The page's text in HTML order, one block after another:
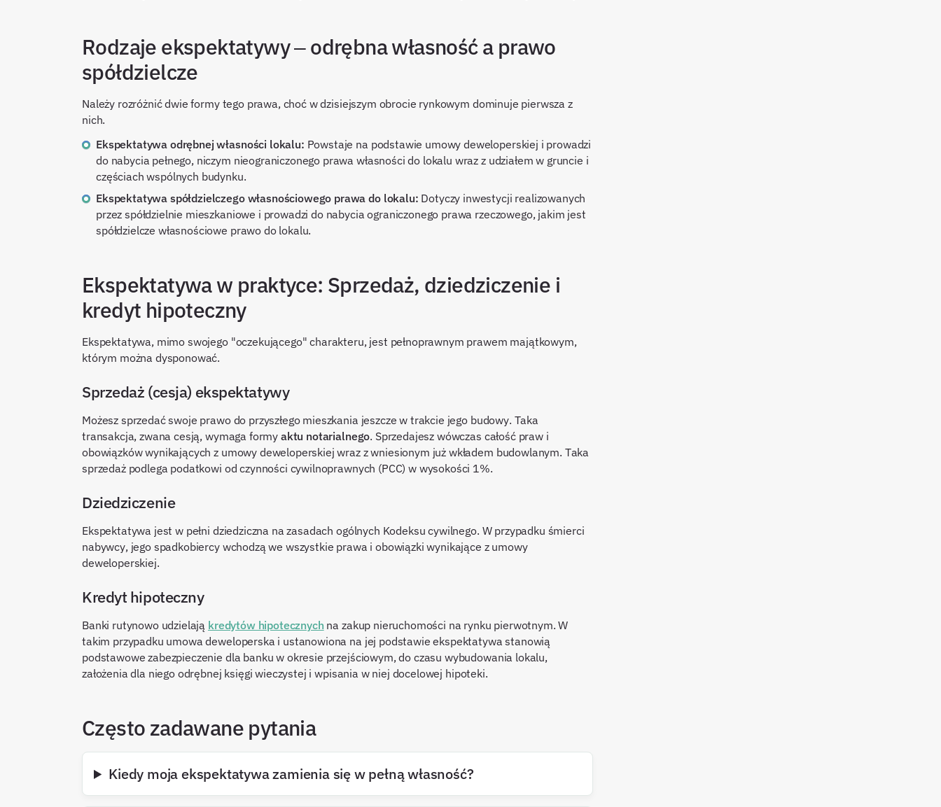
Rodzaje ekspektatywy – odrębna własność a prawo
spółdzielcze
Należy rozróżnić dwie formy tego prawa, choć w dzisiejszym obrocie rynkowym dominuje pierwsza z
nich.
Ekspektatywa odrębnej własności lokalu: Powstaje na podstawie umowy deweloperskiej i prowadzi
do nabycia pełnego, niczym nieograniczonego prawa własności do lokalu wraz z udziałem w gruncie i
częściach wspólnych budynku.
Ekspektatywa spółdzielczego własnościowego prawa do lokalu: Dotyczy inwestycji realizowanych
przez spółdzielnie mieszkaniowe i prowadzi do nabycia ograniczonego prawa rzeczowego, jakim jest
spółdzielcze własnościowe prawo do lokalu.
Ekspektatywa w praktyce: Sprzedaż, dziedziczenie i
kredyt hipoteczny
Ekspektatywa, mimo swojego "oczekującego" charakteru, jest pełnoprawnym prawem majątkowym,
którym można dysponować.
Sprzedaż (cesja) ekspektatywy
Możesz sprzedać swoje prawo do przyszłego mieszkania jeszcze w trakcie jego budowy. Taka
transakcja, zwana cesją, wymaga formy aktu notarialnego. Sprzedajesz wówczas całość praw i
obowiązków wynikających z umowy deweloperskiej wraz z wniesionym już wkładem budowlanym. Taka
sprzedaż podlega podatkowi od czynności cywilnoprawnych (PCC) w wysokości 1%.
Dziedziczenie
Ekspektatywa jest w pełni dziedziczna na zasadach ogólnych Kodeksu cywilnego. W przypadku śmierci
nabywcy, jego spadkobiercy wchodzą we wszystkie prawa i obowiązki wynikające z umowy
deweloperskiej.
Kredyt hipoteczny
Banki rutynowo udzielają kredytów hipotecznych na zakup nieruchomości na rynku pierwotnym. W
takim przypadku umowa deweloperska i ustanowiona na jej podstawie ekspektatywa stanowią
podstawowe zabezpieczenie dla banku w okresie przejściowym, do czasu wybudowania lokalu,
założenia dla niego odrębnej księgi wieczystej i wpisania w niej docelowej hipoteki.
Często zadawane pytania
Kiedy moja ekspektatywa zamienia się w pełną własność?